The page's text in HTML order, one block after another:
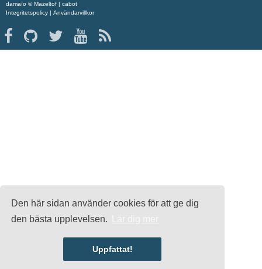
Den här sidan använder cookies för att ge dig
den bästa upplevelsen.
Uppfattat!
damaïo © Mazeltof
cabot
Integritetspolicy
Användarvillkor